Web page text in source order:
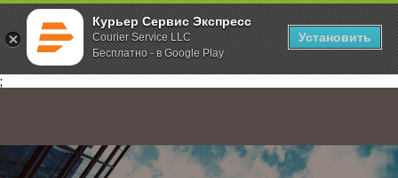
Курьер Сервис Экспресс
Courier Service LLC
Бесплатно - в Google Play
Установить
;
Главная О компании Новости Задержки по доставкам на Севере